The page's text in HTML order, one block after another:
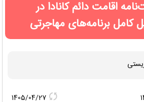
دعوت‌نامه اقامت دائم کانادا در
1405/04/27